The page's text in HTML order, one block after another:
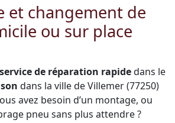
et changement de
ou sur place
service de réparation rapidedans le
dans la ville de Villemer (77250)
avez besoin d’un montage, ou
pneu sans plus attendre ?